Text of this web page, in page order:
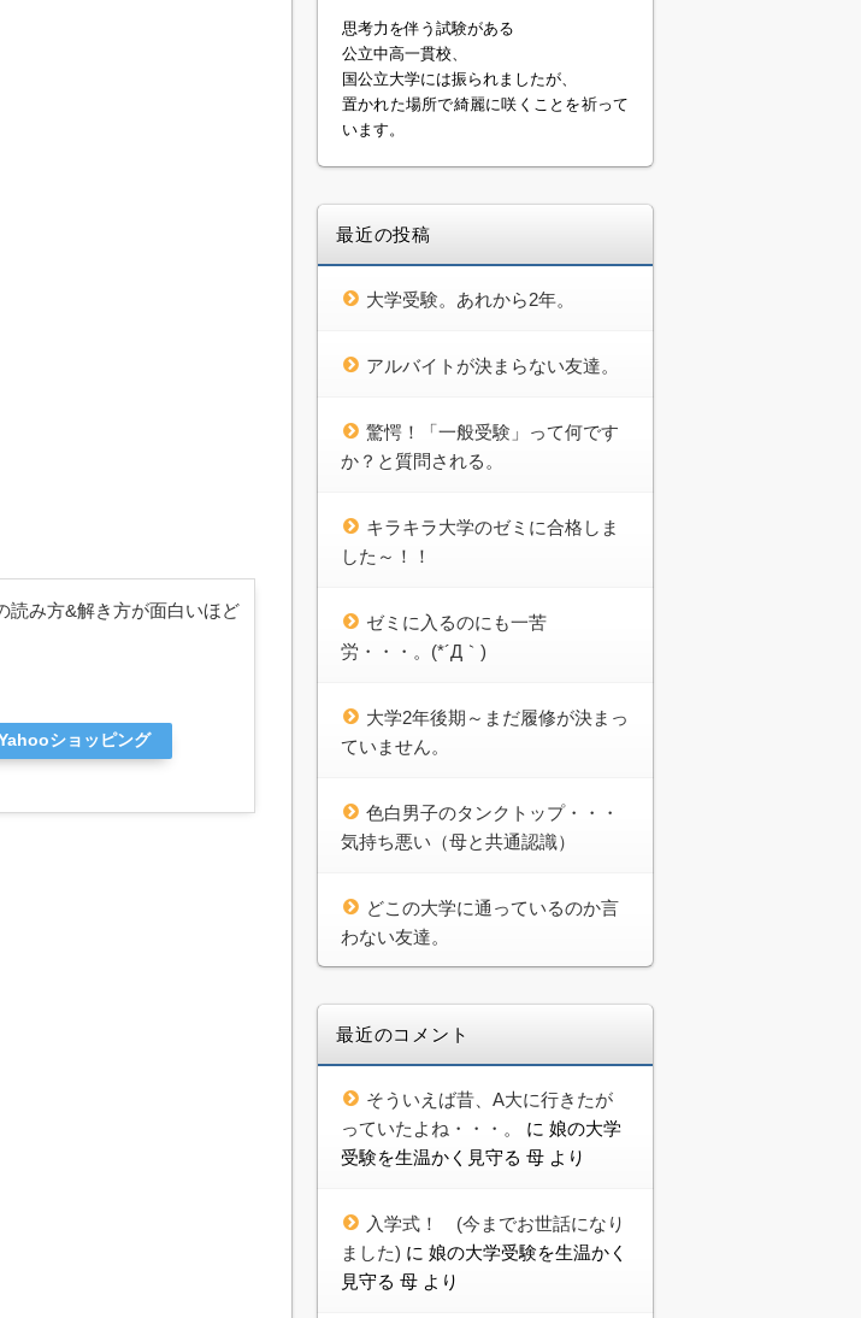
読み方&解き方が面白いほど
ショッピング
思考力を伴う試験がある
公立中高一貫校、
国公立大学には振られましたが、
置かれた場所で綺麗に咲くことを祈って
います。
最近の投稿
大学受験。あれから2年。
アルバイトが決まらない友達。
驚愕！「一般受験」って何です
か？と質問される。
キラキラ大学のゼミに合格しま
した～！！
ゼミに入るのにも一苦
労・・・。(*´Д｀)
大学2年後期～まだ履修が決まっ
ていません。
色白男子のタンクトップ・・・
気持ち悪い（母と共通認識）
どこの大学に通っているのか言
わない友達。
最近のコメント
そういえば昔、A大に行きたが
っていたよね・・・。
に 娘の大学
受験を生温かく見守る 母 より
入学式！ (今までお世話になり
ました) に 娘の大学受験を生温かく
見守る 母 より